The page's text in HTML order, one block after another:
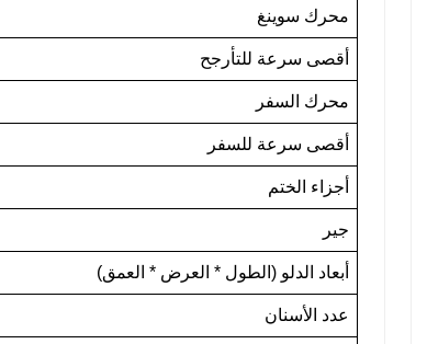
محرك سوينغ
أقصى سرعة للتأرجح
محرك السفر
أقصى سرعة للسفر
أجزاء الختم
جير
أبعاد الدلو (الطول * العرض * العمق)
عدد الأسنان